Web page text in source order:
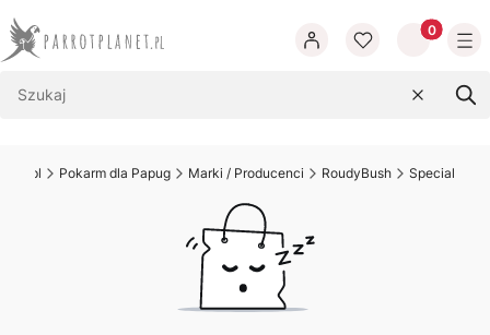
Produkty
Wyczyść
Pokarm dla Papug Marki / Producenci RoudyBush Special